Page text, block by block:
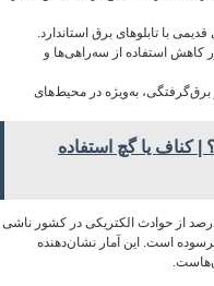
با تابلوهای برق استاندارد.
کاهش استفاده از سه‌راهی‌ها و
به‌ویژه در محیط‌های
یا گچ استفاده
اساس گزارش سازمان نظام مهندسی، حدود ۴۰ درصد از حوادث الکتریکی در کشور ناشی
است. این آمار نشان‌دهنده